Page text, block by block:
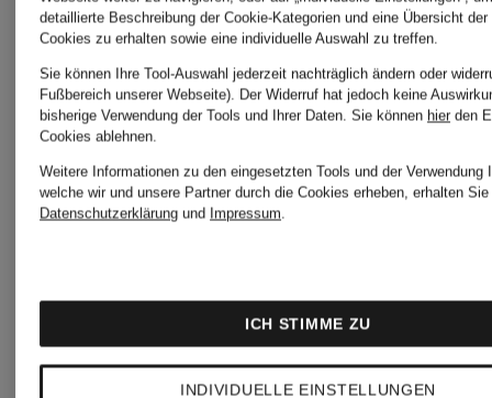
JEANS
Wide
Leg
Jeans
CHARLIE
Wide
Leg
Jeans
1.300 €
detaillierte Beschreibung der Cookie-Kategorien und eine Übersicht
Cookies zu erhalten sowie eine individuelle Auswahl zu treffen.
Sie können Ihre Tool-Auswahl jederzeit nachträglich ändern oder
Fußbereich unserer Webseite). Der Widerruf hat jedoch keine
bisherige Verwendung der Tools und Ihrer Daten. Sie können hier den
Cookies ablehnen.
Weitere Informationen zu den eingesetzten Tools und der Verwendung
welche wir und unsere Partner durch die Cookies erheben, erhalten
Datenschutzerklärung und Impressum.
INDIVIDUELLE EINSTELLUNGEN
ICH STIMME ZU